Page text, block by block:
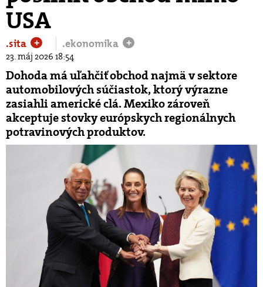
USA
.sita + .ekonomika +
23. máj 2026 18:54
Dohoda má uľahčiť obchod najmä v sektore
automobilových súčiastok, ktorý výrazne
zasiahli americké clá. Mexiko zároveň
akceptuje stovky európskych regionálnych
potravinových produktov.